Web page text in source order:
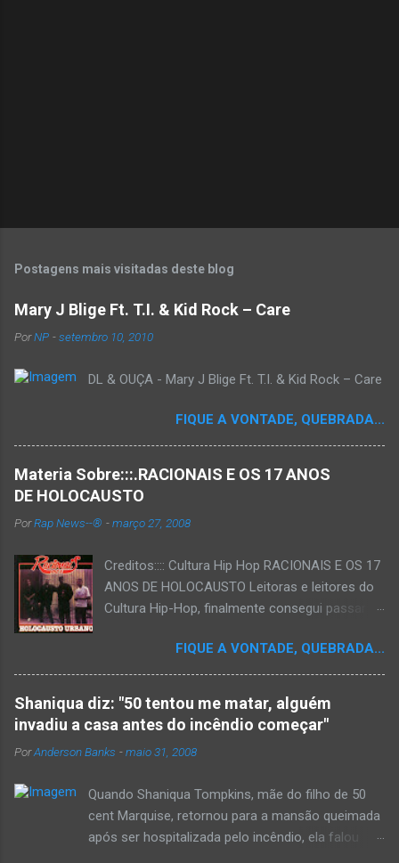
Postagens mais visitadas deste blog
Mary J Blige Ft. T.I. & Kid Rock – Care
PorNP -setembro 10, 2010
DL & OUÇA - Mary J Blige Ft. T.I. & Kid Rock – Care
FIQUE A VONTADE, QUEBRADA...
Materia Sobre:::.RACIONAIS E OS 17 ANOS
DE HOLOCAUSTO
PorRap News--® -março 27, 2008
Creditos:::: Cultura Hip Hop RACIONAIS E OS 17
ANOS DE HOLOCAUSTO Leitoras e leitores do
Cultura Hip-Hop, finalmente consegui passar
que há muito tempo vinha maturando: uma
espécie de "ensaio-tributo" ao disco mais
importante do rap brasileiro, que completará 17
anos agora em 2008. Falo de "Holocausto
Urbano", do grupo paulistano Racionais MC's.
Como de costume, uma pequena digressão. É
que o brasileiro não tem memória. Fala-se
muito por aí que não cultuamos nossos
antepassados nem nossa rica história
FIQUE A VONTADE, QUEBRADA...
Shaniqua diz: "50 tentou me matar, alguém
invadiu a casa antes do incêndio começar"
PorAnderson Banks -maio 31, 2008
Quando Shaniqua Tompkins, mãe do filho de 50
cent Marquise, retornou para a mansão queimada
após ser hospitalizada pelo incêndio, ela falou